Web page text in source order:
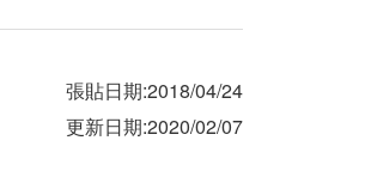
張貼日期:2018/04/24
更新日期:2020/02/07